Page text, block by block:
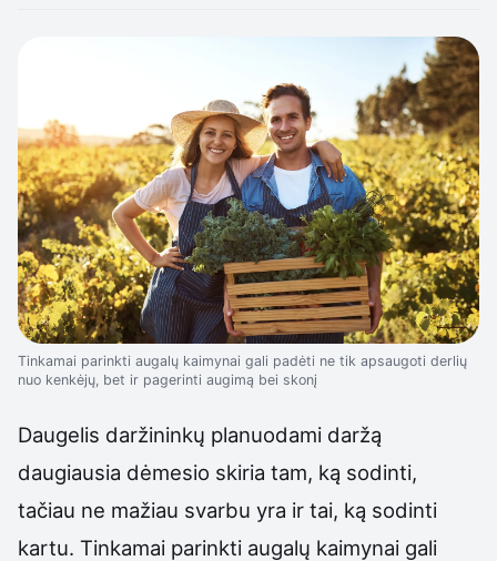
Tinkamai parinkti augalų kaimynai gali padėti ne tik apsaugoti derlių
nuo kenkėjų, bet ir pagerinti augimą bei skonį
Daugelis daržininkų planuodami daržą
daugiausia dėmesio skiria tam, ką sodinti,
tačiau ne mažiau svarbu yra ir tai, ką sodinti
kartu. Tinkamai parinkti augalų kaimynai gali